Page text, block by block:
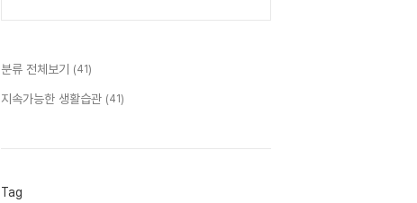
분류 전체보기 (41)
지속가능한 생활습관 (41)
Tag